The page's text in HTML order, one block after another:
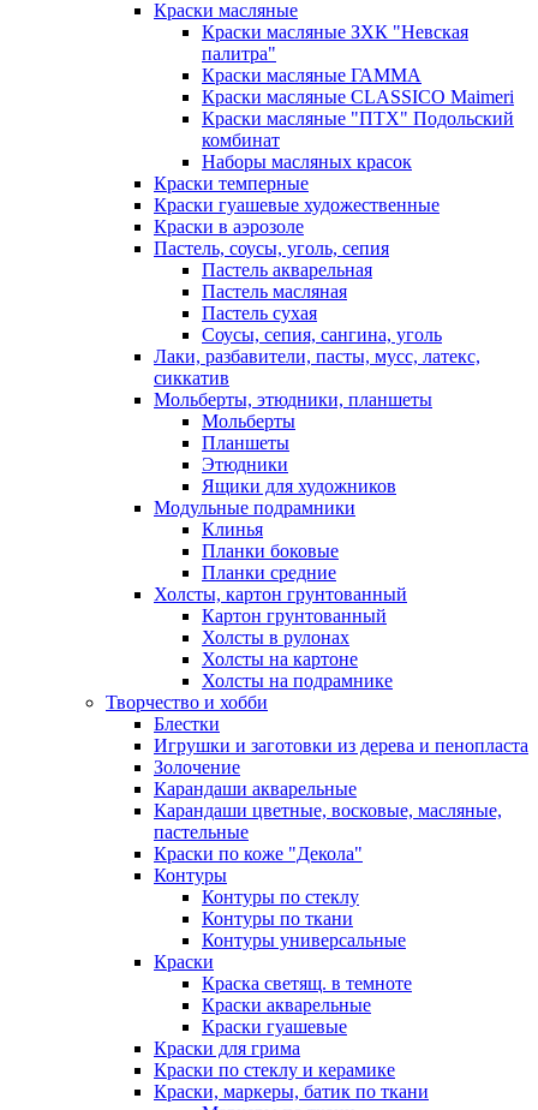
Краски масляные
Краски масляные ЗХК "Невская
палитра"
Краски масляные ГАММА
Краски масляные CLASSICO Maimeri
Краски масляные "ПТХ" Подольский
комбинат
Наборы масляных красок
Краски темперные
Краски гуашевые художественные
Краски в аэрозоле
Пастель, соусы, уголь, сепия
Пастель акварельная
Пастель масляная
Пастель сухая
Соусы, сепия, сангина, уголь
Лаки, разбавители, пасты, мусс, латекс,
сиккатив
Мольберты, этюдники, планшеты
Мольберты
Планшеты
Этюдники
Ящики для художников
Модульные подрамники
Клинья
Планки боковые
Планки средние
Холсты, картон грунтованный
Картон грунтованный
Холсты в рулонах
Холсты на картоне
Холсты на подрамнике
Творчество и хобби
Блестки
Игрушки и заготовки из дерева и пенопласта
Золочение
Карандаши акварельные
Карандаши цветные, восковые, масляные,
пастельные
Краски по коже "Декола"
Контуры
Контуры по стеклу
Контуры по ткани
Контуры универсальные
Краски
Краска светящ. в темноте
Краски акварельные
Краски гуашевые
Краски для грима
Краски по стеклу и керамике
Краски, маркеры, батик по ткани